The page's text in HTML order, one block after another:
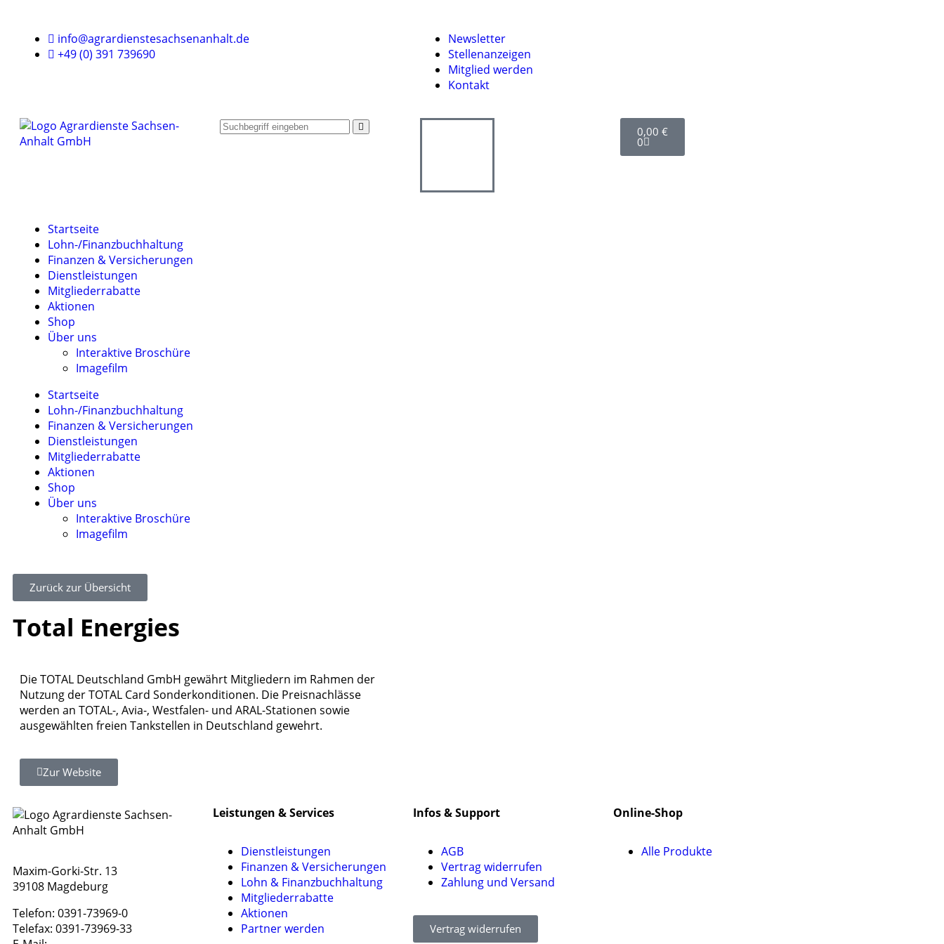
info@agrardienstesachsenanhalt.de
+49 (0) 391 739690
Newsletter
Stellenanzeigen
Mitglied werden
Kontakt
0,00 €
0
Startseite
Lohn-/Finanzbuchhaltung
Finanzen & Versicherungen
Dienstleistungen
Mitgliederrabatte
Aktionen
Shop
Über uns
Interaktive Broschüre
Imagefilm
Startseite
Lohn-/Finanzbuchhaltung
Finanzen & Versicherungen
Dienstleistungen
Mitgliederrabatte
Aktionen
Shop
Über uns
Interaktive Broschüre
Imagefilm
Zurück zur Übersicht
Total Energies
Die TOTAL Deutschland GmbH gewährt Mitgliedern im Rahmen der
Nutzung der TOTAL Card Sonderkonditionen. Die Preisnachlässe
werden an TOTAL-, Avia-, Westfalen- und ARAL-Stationen sowie
ausgewählten freien Tankstellen in Deutschland gewehrt.
Zur Website
Maxim-Gorki-Str. 13
39108 Magdeburg
Telefon: 0391-73969-0
Telefax: 0391-73969-33
Leistungen & Services
Dienstleistungen
Finanzen & Versicherungen
Lohn & Finanzbuchhaltung
Mitgliederrabatte
Aktionen
Partner werden
Infos & Support
AGB
Vertrag widerrufen
Zahlung und Versand
Vertrag widerrufen
Online-Shop
Alle Produkte